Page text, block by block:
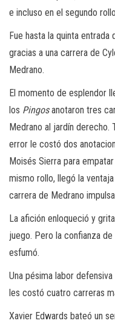
e incluso en el segundo
Fue hasta la quinta
gracias a una carrera de
Medrano.
El momento de esplendor
los Pingosanotaron tres
Medrano al jardín derecho.
error le costó dos
Moisés Sierra para
mismo rollo, llegó la
carrera de Medrano
La afición enloqueció y
juego. Pero la confianza
esfumó.
Una pésima labor
les costó cuatro carreras
Xavier Edwards bateó un